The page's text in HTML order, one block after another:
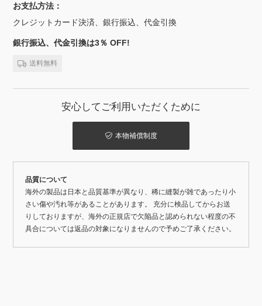
お支払方法：
クレジットカード決済、銀行振込、代金引換
銀行振込、代金引換は3％ OFF!
送料無料
安心してご利用いただくために
本物補償制度
品質について
海外の製品は日本と品質基準が異なり、稀に縫製が雑であったり小
さい傷や汚れ等があることがあります。 充分に検品してからお送
りしておりますが、海外の正規店で欠陥品と認められない程度の不
具合については返品の対象になりませんので予めご了承ください。